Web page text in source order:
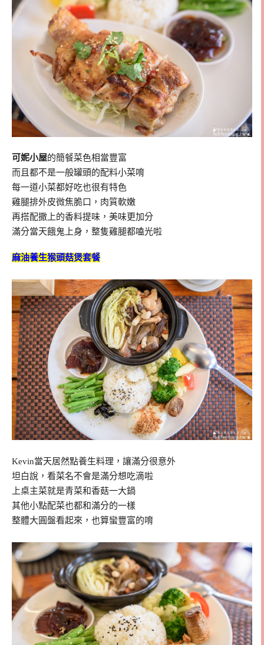
可妮小屋的簡餐菜色相當豐富
而且都不是一般罐頭的配料小菜唷
每一道小菜都好吃也很有特色
雞腿排外皮微焦脆口，肉質軟嫩
再搭配撒上的香料提味，美味更加分
滿分當天餓鬼上身，整隻雞腿都嗑光啦
麻油養生猴頭菇煲套餐
Kevin當天居然點養生料理，讓滿分很意外
坦白說，看菜名不會是滿分想吃滴啦
上桌主菜就是青菜和香菇一大鍋
其他小點配菜也都和滿分的一樣
整體大圓盤看起來，也算蠻豐富的唷